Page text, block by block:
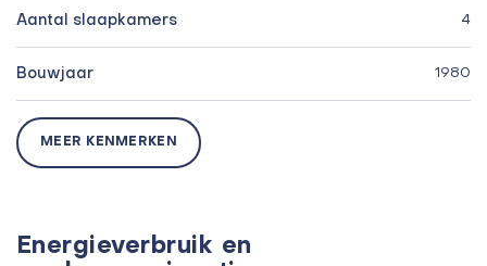
Aantal slaapkamers 4
Bouwjaar 1980
MEER KENMERKEN
Energieverbruik en